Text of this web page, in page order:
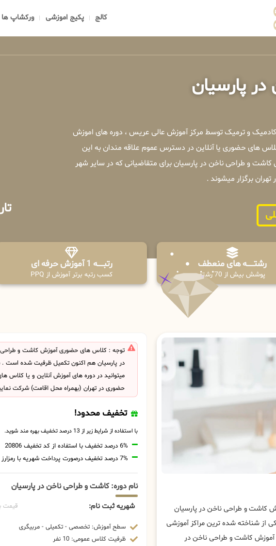
کالج پکیج اموزشی ورکشاپ ها
پارسیان
و ترمیک توسط مرکز آموزش عالی عریس ، دوره های اموزش
های حضوری یا آنلاین در دسترس عموم علاقه مندان به این
و طراحی ناخن در پارسیان برای متقاضیانی که در سایر شهر
رشتـــــــه های منعطف
پوشش بیش از 70 رشته
رتبــــــه 1 آموزش حرفه ای
کسب رتبه برتر آموزش از PPQ
کاشت و طراحی ناخن در پارسیان
از شناخته شده ترین مراکز آموزشی
کاشت و طراحی ناخن در
توجه : کلاس های حضوری آموزش کاشت و
در پارسیان هم اکنون تکمیل ظرفیت شده است .
میتوانید در دوره های آموزش آنلاین و یا کلاس
حضوری در تهران (بهمراه محل اقامت) شرکت
تخفیف محدود!
با استفاده از شرایط زیر از 13 درصد تخفیف بهره مند شوید.
6% درصد تخفیف با استفاده از کد تخفیف 20806
7% درصد تخفیف درصورت پرداخت شهریه با رمزارز
نام دوره: کاشت و طراحی ناخن در پارسیان
شهریه ثبت نام: قیمت
سطح آموزش: تخصصی - تکمیلی - مربیگری
ظرفیت کلاس عمومی: 10 نفر